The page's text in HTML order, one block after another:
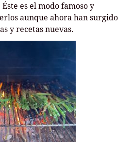
es el modo famoso y
aunque ahora han surgido
y recetas nuevas.